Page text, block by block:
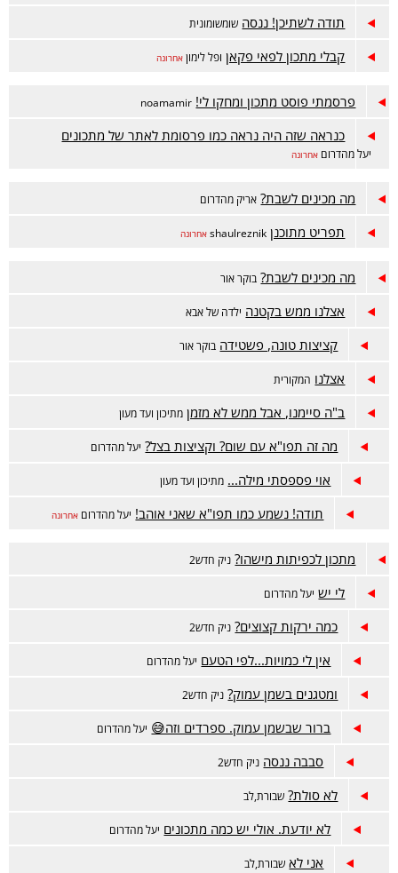
תודה לשתיכן! ננסה שומשומונית
קבלי מתכון לפאי פקאן ופל לימון אחרונה
פרסמתי פוסט מתכון ומחקו לי! noamamir
כנראה שזה היה נראה כמו פרסומת לאתר של מתכונים
יעל מהדרום אחרונה
מה מכינים לשבת? אריק מהדרום
תפריט מתוכנן shaulreznik אחרונה
מה מכינים לשבת? בוקר אור
אצלנו ממש בקטנה ילדה של אבא
קציצות טונה, פשטידה בוקר אור
אצלנו המקורית
ב"ה סיימנו, אבל ממש לא מזמן מתיכון ועד מעון
מה זה תפו"א עם שום? וקציצות בצל? יעל מהדרום
אוי פספסתי מילה... מתיכון ועד מעון
תודה! נשמע כמו תפו"א שאני אוהב! יעל מהדרום אחרונה
מתכון לכפיתות מישהו? ניק חדש2
לי יש יעל מהדרום
כמה ירקות קצוצים? ניק חדש2
אין לי כמויות...לפי הטעם יעל מהדרום
ומטגנים בשמן עמוק? ניק חדש2
ברור שבשמן עמוק. ספרדים וזה😅 יעל מהדרום
סבבה ננסה ניק חדש2
לא סולת? שבורת,לב
לא יודעת. אולי יש כמה מתכונים יעל מהדרום
אני לא שבורת,לב